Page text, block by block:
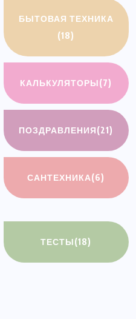
БЫТОВАЯ ТЕХНИКА
(18)
КАЛЬКУЛЯТОРЫ(7)
ПОЗДРАВЛЕНИЯ(21)
САНТЕХНИКА(6)
ТЕСТЫ(18)